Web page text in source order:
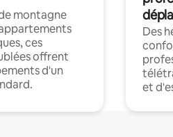
montagne
ces
offrent
d'un
Des
et